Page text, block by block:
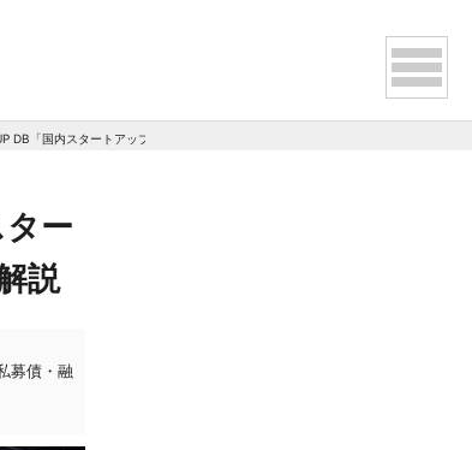
DB「国内スタートアップ資金調達ランキング2023年10月版」徹底解説
ー
説
募債・融